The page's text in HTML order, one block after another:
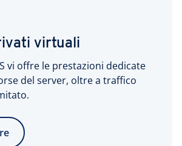
virtuali
vi offre le prestazioni dedicate
del server, oltre a traffico